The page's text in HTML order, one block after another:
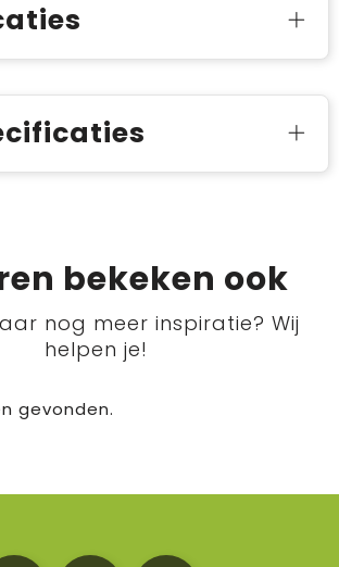
bekeken ook
nog meer inspiratie? Wij
helpen je!
gevonden.